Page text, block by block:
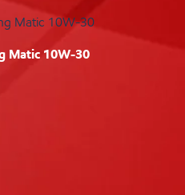
Matic 10W-30